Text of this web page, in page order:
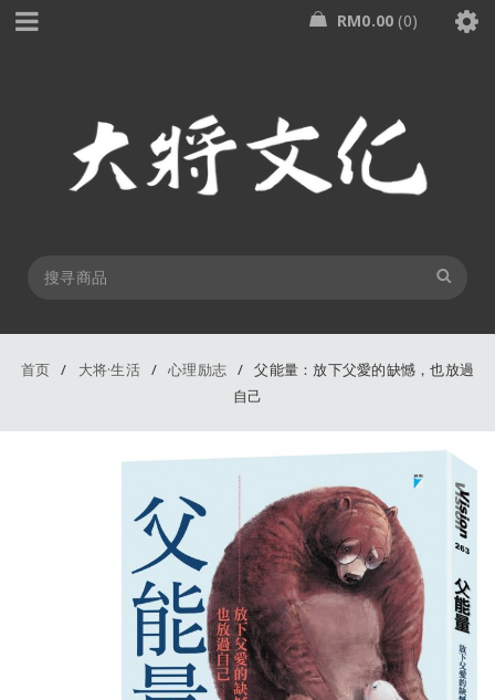
RM0.00 0
首页 / 大将·生活 / 心理励志 / 父能量：放下父愛的缺憾，也放過
自己